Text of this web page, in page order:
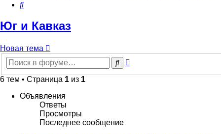
Поиск
Юг и Кавказ
Новая тема
Поиск
6 тем • Страница 1 из 1
Объявления
Ответы
Просмотры
Последнее сообщение